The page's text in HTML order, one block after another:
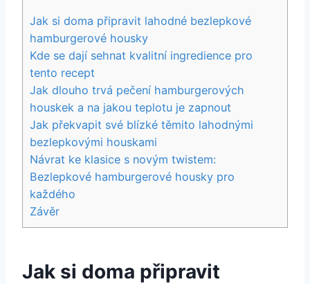
Jak si doma připravit lahodné⁣ bezlepkové
hamburgerové housky
Kde⁣ se dají sehnat kvalitní ingredience pro
tento recept
Jak dlouho trvá pečení‍ hamburgerových
houskek a na jakou teplotu‍ je zapnout
Jak překvapit své blízké těmito lahodnými
bezlepkovými houskami
Návrat‍ ke klasice s novým twistem:
Bezlepkové hamburgerové⁢ housky pro
každého
Závěr
Jak si doma připravit